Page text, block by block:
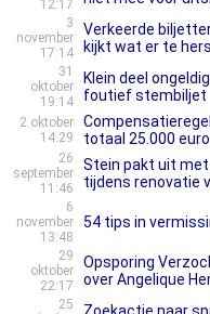
12:17
3
november
17:14
Verkeerde
kijkt wat er te
31
oktober
19:14
Klein deel
foutief stembiljet
2 oktober
14:29
totaal 25.000
26
september
11:46
Stein pakt uit met
tijdens renovatie
6
november
13:48
54 tips in
29
oktober
22:17
Opsporing
over Angelique
25